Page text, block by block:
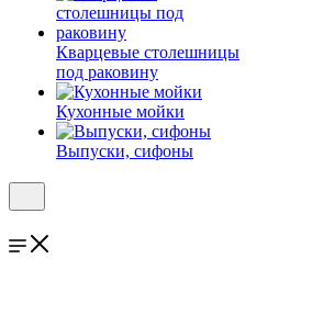
Кварцевые столешницы
под раковину
Кухонные мойки
Выпуски, сифоны